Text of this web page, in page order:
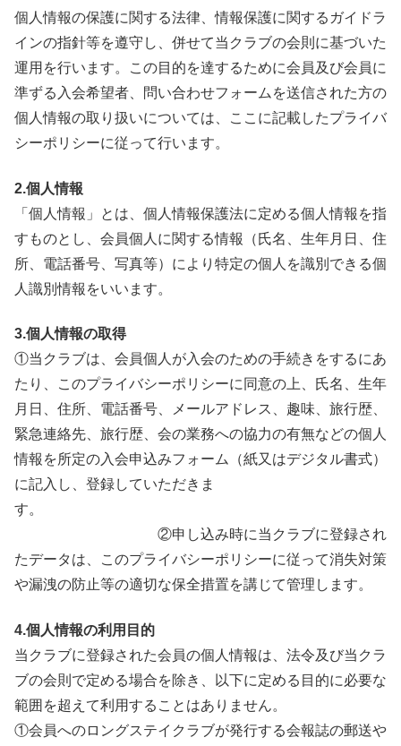
個人情報の保護に関する法律、情報保護に関するガイドラ
インの指針等を遵守し、併せて当クラブの会則に基づいた
運用を行います。この目的を達するために会員及び会員に
準ずる入会希望者、問い合わせフォームを送信された方の
個人情報の取り扱いについては、ここに記載したプライバ
シーポリシーに従って行います。
2.個人情報
「個人情報」とは、個人情報保護法に定める個人情報を指
すものとし、会員個人に関する情報（氏名、生年月日、住
所、電話番号、写真等）により特定の個人を識別できる個
人識別情報をいいます。
3.個人情報の取得
①当クラブは、会員個人が入会のための手続きをするにあ
たり、このプライバシーポリシーに同意の上、氏名、生年
月日、住所、電話番号、メールアドレス、趣味、旅行歴、
緊急連絡先、旅行歴、会の業務への協力の有無などの個人
情報を所定の入会申込みフォーム（紙又はデジタル書式）
に記入し、登録していただきま
す。
②申し込み時に当クラブに登録され
たデータは、このプライバシーポリシーに従って消失対策
や漏洩の防止等の適切な保全措置を講じて管理します。
4.個人情報の利用目的
当クラブに登録された会員の個人情報は、法令及び当クラ
ブの会則で定める場合を除き、以下に定める目的に必要な
範囲を超えて利用することはありません。
①会員へのロングステイクラブが発行する会報誌の郵送や